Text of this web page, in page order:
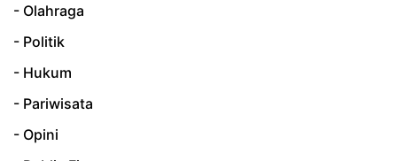
- Olahraga
- Politik
- Hukum
- Pariwisata
- Opini